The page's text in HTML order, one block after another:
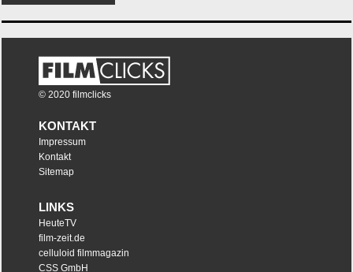
© 2020 filmclicks
KONTAKT
Impressum
Kontakt
Sitemap
LINKS
HeuteTV
film-zeit.de
celluloid filmmagazin
CSS GmbH